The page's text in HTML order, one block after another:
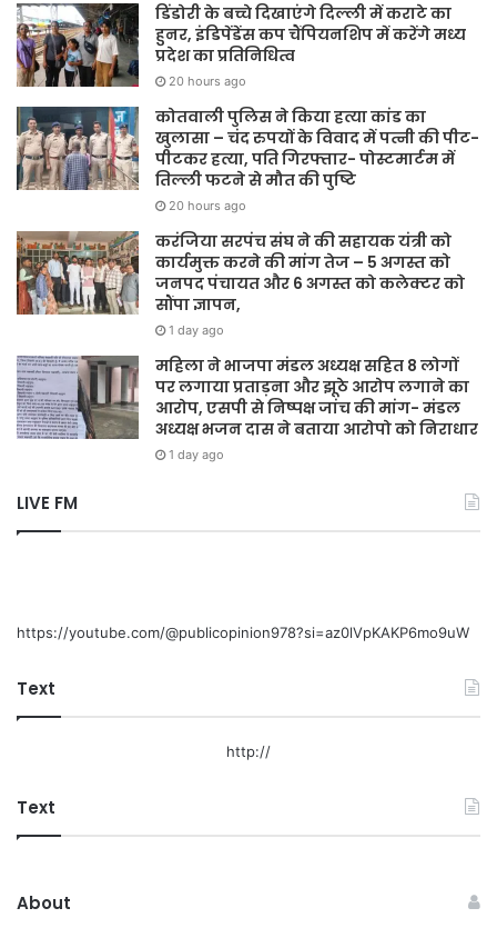
डिंडोरी के बच्चे दिखाएंगे दिल्ली में कराटे का
हुनर, इंडिपेंडेंस कप चैंपियनशिप में करेंगे मध्य
प्रदेश का प्रतिनिधित्व
20 hours ago
कोतवाली पुलिस ने किया हत्या कांड का
खुलासा – चंद रुपयों के विवाद में पत्नी की पीट-
पीटकर हत्या, पति गिरफ्तार- पोस्टमार्टम में
तिल्ली फटने से मौत की पुष्टि
20 hours ago
करंजिया सरपंच संघ ने की सहायक यंत्री को
कार्यमुक्त करने की मांग तेज – 5 अगस्त को
जनपद पंचायत और 6 अगस्त को कलेक्टर को
सौंपा ज्ञापन,
1 day ago
महिला ने भाजपा मंडल अध्यक्ष सहित 8 लोगों
पर लगाया प्रताड़ना और झूठे आरोप लगाने का
आरोप, एसपी से निष्पक्ष जांच की मांग- मंडल
अध्यक्ष भजन दास ने बताया आरोपो को निराधार
1 day ago
LIVE FM
https://youtube.com/@publicopinion978?si=az0lVpKAKP6mo9uW
Text
http://
Text
About